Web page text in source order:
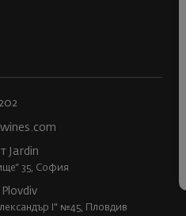
Jardin
35, София
I" №45, Пловдив